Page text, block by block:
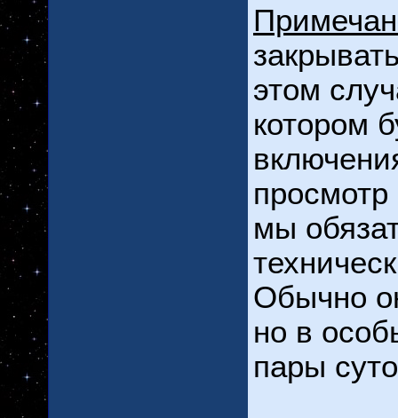
этом
котором
просмотр
мы
Обычно
но в
пары